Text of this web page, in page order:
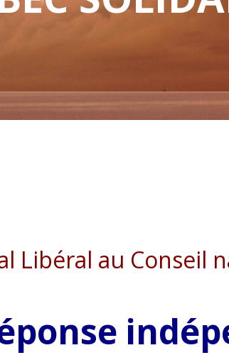
Libéral au Conseil